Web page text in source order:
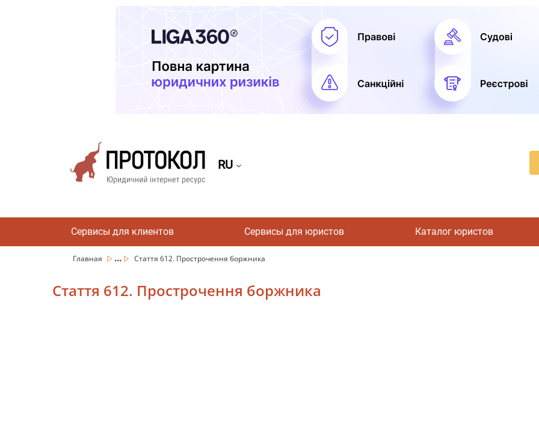
RU
Сервисы для клиентов Сервисы для юристов Каталог юристов
Главная ... Стаття 612. Прострочення боржника
Стаття 612. Прострочення боржника